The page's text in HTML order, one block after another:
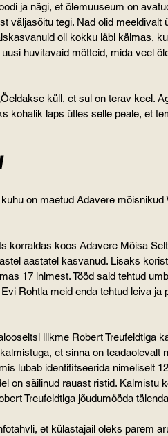
ja nägi, et õlemuuseum on
väljasõitu tegi. Nad olid meeldivalt
oli kokku läbi käimas,
huvitavaid mõtteid, mida veel
küll, et sul on terav keel.
kohalik laps ütles selle peale, et
on maetud Adavere mõisnikud
korraldas koos Adavere Mõisa
aastatel kasvanud. Lisaks
17 inimest. Tööd said tehtud
Rohtla meid enda tehtud leiva ja
liikme Robert Treufeldtiga
et sinna on teadaolevalt
lubab identifitseerida nimeliselt
on säilinud rauast ristid. Kalmistu
Treufeldtiga jõudumööda
et külastajail oleks parem